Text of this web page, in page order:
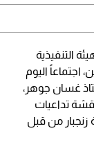
التنفيذية
اجتماعاً اليوم
غسان جوهر،
تداعيات
زنجبار من قبل